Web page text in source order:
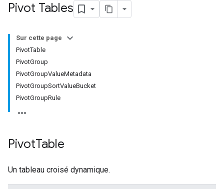
Pivot Tables
Sur cette page
PivotTable
PivotGroup
PivotGroupValueMetadata
PivotGroupSortValueBucket
PivotGroupRule
PivotTable
Un tableau croisé dynamique.